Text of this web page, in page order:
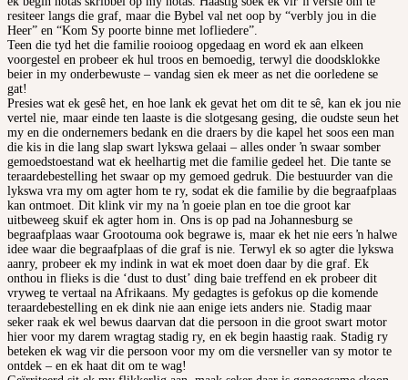
resiteer langs die graf, maar die Bybel val net oop by “verbly jou in die
Heer” en “Kom Sy poorte binne met lofliedere”.
Teen die tyd het die familie rooioog opgedaag en word ek aan elkeen
voorgestel en probeer ek hul troos en bemoedig, terwyl die doodsklokke
beier in my onderbewuste – vandag sien ek meer as net die oorledene se
gat!
Presies wat ek gesê het, en hoe lank ek gevat het om dit te sê, kan ek jou nie
vertel nie, maar einde ten laaste is die slotgesang gesing, die oudste seun het
my en die ondernemers bedank en die draers by die kapel het soos een man
die kis in die lang slap swart lykswa gelaai – alles onder ŉ swaar somber
gemoedstoestand wat ek heelhartig met die familie gedeel het. Die tante se
teraardebestelling het swaar op my gemoed gedruk. Die bestuurder van die
lykswa vra my om agter hom te ry, sodat ek die familie by die begraafplaas
kan ontmoet. Dit klink vir my na ŉ goeie plan en toe die groot kar
uitbeweeg skuif ek agter hom in. Ons is op pad na Johannesburg se
begraafplaas waar Grootouma ook begrawe is, maar ek het nie eers ŉ halwe
idee waar die begraafplaas of die graf is nie. Terwyl ek so agter die lykswa
aanry, probeer ek my indink in wat ek moet doen daar by die graf. Ek
onthou in flieks is die ‘dust to dust’ ding baie treffend en ek probeer dit
vryweg te vertaal na Afrikaans. My gedagtes is gefokus op die komende
teraardebestelling en ek dink nie aan enige iets anders nie. Stadig maar
seker raak ek wel bewus daarvan dat die persoon in die groot swart motor
hier voor my darem wragtag stadig ry, en ek begin haastig raak. Stadig ry
beteken ek wag vir die persoon voor my om die versneller van sy motor te
ontdek – en ek haat dit om te wag!